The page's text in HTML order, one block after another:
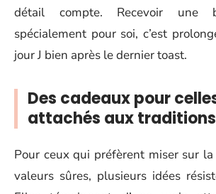
détail compte. Recevoir une
spécialement pour soi, c’est
jour J bien après le dernier toast.
Des cadeaux pour
attachés aux traditions
Pour ceux qui préfèrent miser sur
valeurs sûres, plusieurs idées